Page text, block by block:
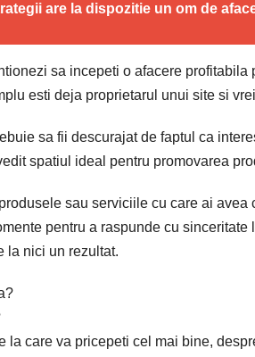
are la dispozitie un om de
sa incepeti o afacere
esti deja proprietarul unui site si
sa fii descurajat de faptul ca
spatiul ideal pentru promovarea
sau serviciile cu care ai
pentru a raspunde cu
la nici un rezultat.
la care va pricepeti cel mai bine,